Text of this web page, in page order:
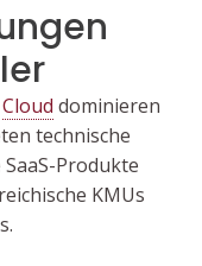
Cloud dominieren
technische
Produkte
KMUs